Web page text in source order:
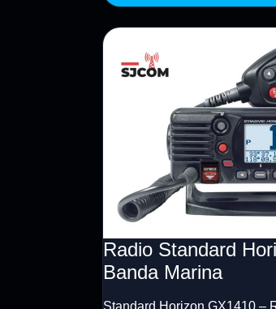
Radio Standard
Banda Marina
Standard Horizon GX1410 –